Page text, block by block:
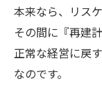
本来なら、リス
その間に『再建
正常な経営に戻
なのです。